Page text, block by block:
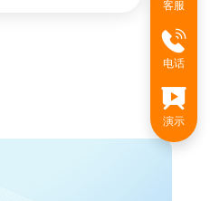
客服
电话
演示